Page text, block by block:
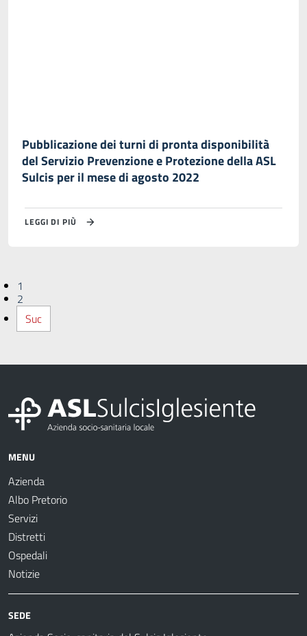
Pubblicazione dei turni di pronta disponibilità
del Servizio Prevenzione e Protezione della ASL
Sulcis per il mese di agosto 2022
LEGGI DI PIÙ
1
2
Suc
MENU
Azienda
Albo Pretorio
Servizi
Distretti
Ospedali
Notizie
SEDE